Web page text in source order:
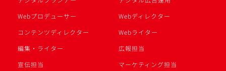
Webプロデューサー
Webディレクター
コンテンツディレクター
Webライター
編集・ライター
広報担当
宣伝担当
マーケティング担当